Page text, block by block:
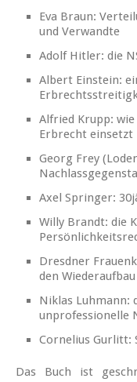
Eva Braun:
und Verwandte
Adolf Hitler: die
Albert Einstein:
Alfried Krupp:
Erbrecht einsetzt
Georg Frey
Axel Springer:
Willy Brandt: die
Dresdner
den Wiederaufbau
Niklas Luhmann:
unprofessionelle
Cornelius Gurlitt:
Das Buch ist